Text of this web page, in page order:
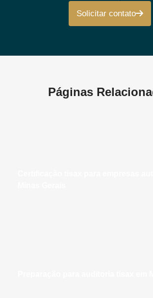
Solicitar contato
Páginas